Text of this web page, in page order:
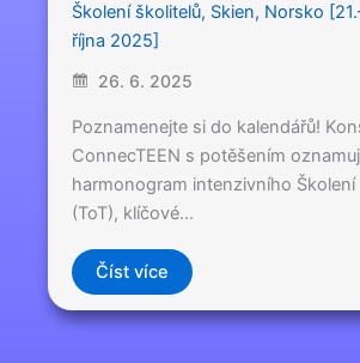
Školení školitelů, Skien, Norsko
října 2025]
26. 6. 2025
Poznamenejte si do kalendářů!
ConnecTEEN s potěšením
harmonogram intenzivního Školení
(ToT), klíčové…
Číst více